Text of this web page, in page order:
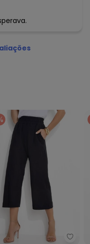
- Calça Jogger